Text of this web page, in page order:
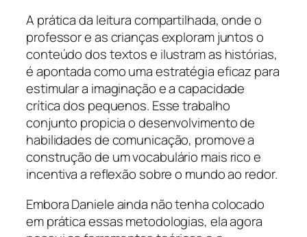
A prática da leitura compartilhada, onde o
professor e as crianças exploram juntos o
conteúdo dos textos e ilustram as histórias,
é apontada como uma estratégia eficaz para
estimular a imaginação e a capacidade
crítica dos pequenos. Esse trabalho
conjunto propicia o desenvolvimento de
habilidades de comunicação, promove a
construção de um vocabulário mais rico e
incentiva a reflexão sobre o mundo ao redor.
Embora Daniele ainda não tenha colocado
em prática essas metodologias, ela agora